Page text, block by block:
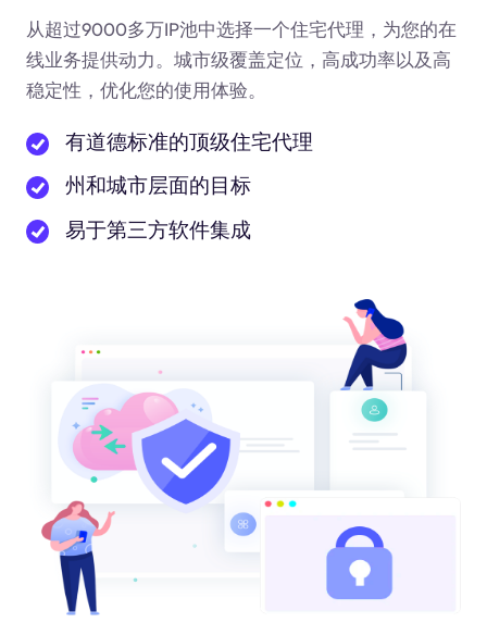
从超过9000多万IP池中选择一个住宅代理，为您的在
线业务提供动力。城市级覆盖定位，高成功率以及高
稳定性，优化您的使用体验。
有道德标准的顶级住宅代理
州和城市层面的目标
易于第三方软件集成